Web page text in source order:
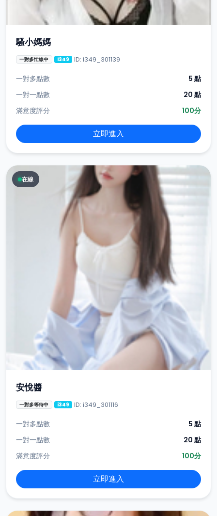
騷小媽媽
一對多忙線中 i349 ID: i349_301139
一對多點數
5 點
一對一點數
20 點
滿意度評分
100分
立即進入
在線
安悅醬
一對多等待中 i349 ID: i349_301116
一對多點數
5 點
一對一點數
20 點
滿意度評分
100分
立即進入